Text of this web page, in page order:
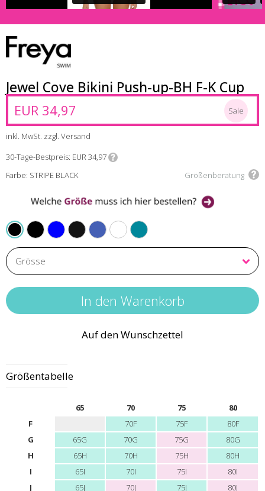
Jewel Cove Bikini Push-up-BH F-K Cup
EUR 34,97 Sale
inkl. MwSt. zzgl. Versand
30-Tage-Bestpreis EUR 34,97
Farbe: STRIPE BLACK
Größenberatung
Auf den Wunschzettel
Größentabelle
65 70 75
80
F
70F 75F
80F
G
65G 70G 75G
80G
H
65H 70H 75H
80H
I
65I 70I 75I
80I
J
65J 70J 75J
80J